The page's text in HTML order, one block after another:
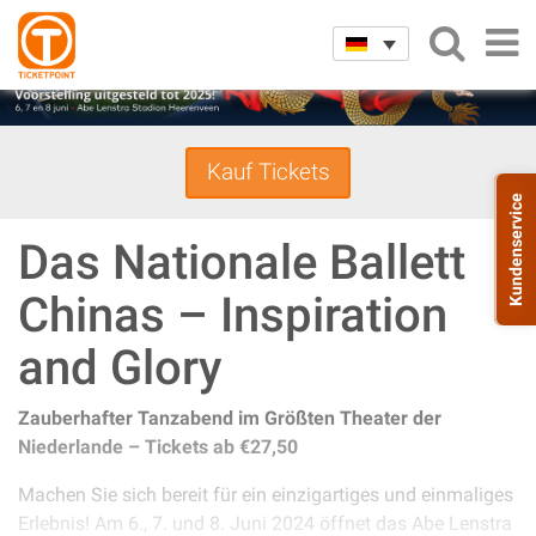
Kauf Tickets
Das Nationale Ballett
Chinas – Inspiration
and Glory
Zauberhafter Tanzabend im Größten Theater der
Niederlande – Tickets ab €27,50
Machen Sie sich bereit für ein einzigartiges und einmaliges
Erlebnis! Am 6., 7. und 8. Juni 2024 öffnet das Abe Lenstra
Kundenservice